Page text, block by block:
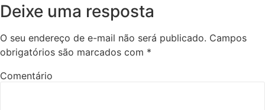
Deixe uma resposta
O seu endereço de e-mail não será publicado. Campos
obrigatórios são marcados com *
Comentário